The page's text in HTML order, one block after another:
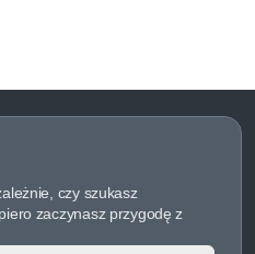
czy szukasz
zaczynasz przygodę z